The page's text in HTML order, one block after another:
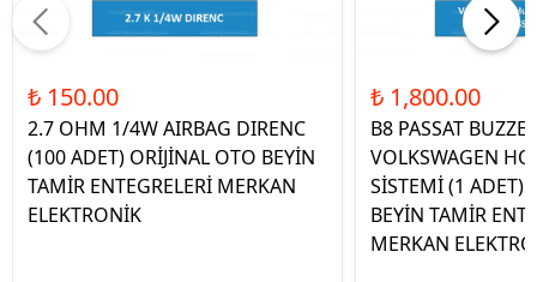
₺ 150.00
2.7 OHM 1/4W AIRBAG DIRENC
(100 ADET) ORİJİNAL OTO BEYİN
TAMİR ENTEGRELERİ MERKAN
ELEKTRONİK
₺ 1,800.00
B8 PASSAT
VOLKSWAGEN
SİSTEMİ (1 ADET)
BEYİN TAMİR
MERKAN